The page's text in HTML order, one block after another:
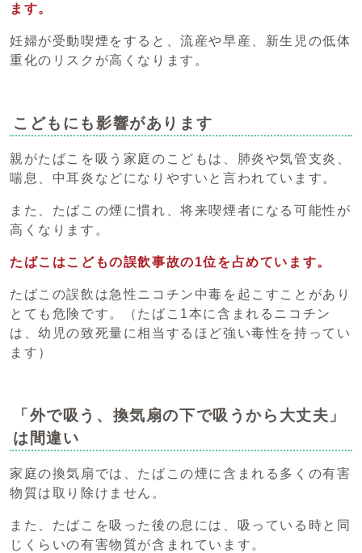
ます。
妊婦が受動喫煙をすると、流産や早産、新生児の低体
重化のリスクが高くなります。
こどもにも影響があります
親がたばこを吸う家庭のこどもは、肺炎や気管支炎、
喘息、中耳炎などになりやすいと言われています。
また、たばこの煙に慣れ、将来喫煙者になる可能性が
高くなります。
たばこはこどもの誤飲事故の1位を占めています。
たばこの誤飲は急性ニコチン中毒を起こすことがあり
とても危険です。（たばこ1本に含まれるニコチン
は、幼児の致死量に相当するほど強い毒性を持ってい
ます）
「外で吸う、換気扇の下で吸うから大丈夫」
は間違い
家庭の換気扇では、たばこの煙に含まれる多くの有害
物質は取り除けません。
また、たばこを吸った後の息には、吸っている時と同
じくらいの有害物質が含まれています。